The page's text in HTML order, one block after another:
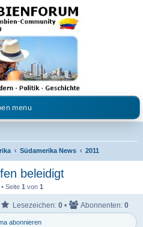
und Visum in Kolumbien und Venezuela.
im Kolumbienforum
menu
Südamerika News 2011
beleidigt
Seite 1 von 1
abonnieren
Lesezeichen: 0 • Abonnenten: 0